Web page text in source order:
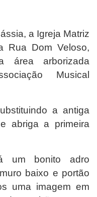
a Igreja Matriz
Rua Dom Veloso,
área arborizada
Musical
a antiga
abriga a primeira
um bonito adro
baixo e portão
uma imagem em